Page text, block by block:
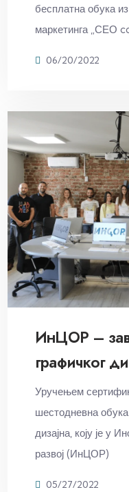
бесплатна обука
маркетинга „СЕО
06/20/2022
ИнЦОР –
графичког
Уручењем
шестодневна
дизајна, коју је у
развој (ИнЦОР)
05/27/2022